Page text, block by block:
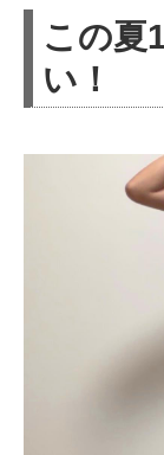
この夏
い！